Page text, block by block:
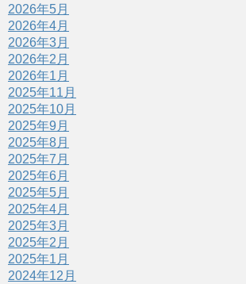
2026年5月
2026年4月
2026年3月
2026年2月
2026年1月
2025年11月
2025年10月
2025年9月
2025年8月
2025年7月
2025年6月
2025年5月
2025年4月
2025年3月
2025年2月
2025年1月
2024年12月